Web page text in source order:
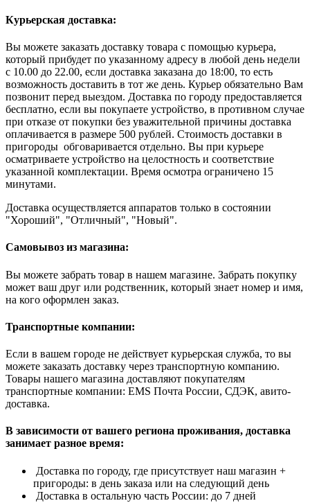
Курьерская доставка:
Вы можете заказать доставку товара с помощью курьера,
который прибудет по указанному адресу в любой день недели
с 10.00 до 22.00, если доставка заказана до 18:00, то есть
возможность доставить в тот же день. Курьер обязательно Вам
позвонит перед выездом. Доставка по городу предоставляется
бесплатно, если вы покупаете устройство, в противном случае
при отказе от покупки без уважительной причины доставка
оплачивается в размере 500 рублей. Стоимость доставки в
пригороды обговаривается отдельно. Вы при курьере
осматриваете устройство на целостность и соответствие
указанной комплектации. Время осмотра ограничено 15
минутами.
Доставка осуществляется аппаратов только в состоянии
"Хороший", "Отличный", "Новый".
Самовывоз из магазина:
Вы можете забрать товар в нашем магазине. Забрать покупку
может ваш друг или родственник, который знает номер и имя,
на кого оформлен заказ.
Транспортные компании:
Если в вашем городе не действует курьерская служба, то вы
можете заказать доставку через транспортную компанию.
Товары нашего магазина доставляют покупателям
транспортные компании: EMS Почта России, СДЭК, авито-
доставка.
В зависимости от вашего региона проживания, доставка
занимает разное время:
Доставка по городу, где присутствует наш магазин +
пригороды: в день заказа или на следующий день
Доставка в остальную часть России: до 7 дней